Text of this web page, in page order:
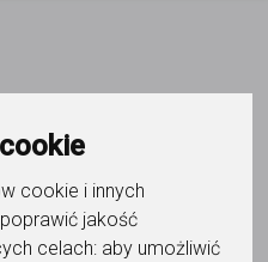
cookie i innych
jakość
celach: aby umożliwić